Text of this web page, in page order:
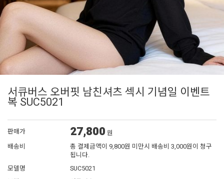
서큐버스 오버핏 남친셔츠 섹시 기념일 이벤트
복 SUC5021
판매가 27,800 원
배송비
총 결제금액이 9,800원 미만시 배송비 3,000원이 청구
됩니다.
모델명
SUC5021